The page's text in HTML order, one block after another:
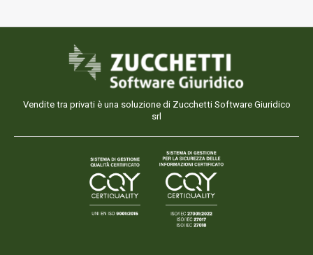
Vendite tra privati è una soluzione di Zucchetti Software Giuridico
srl